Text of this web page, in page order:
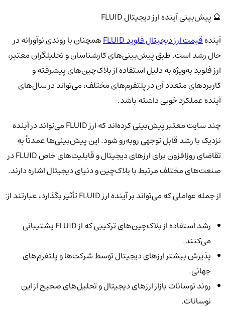
🔮 پیش‌بینی آینده ارز دیجیتال FLUID
آیندهقیمت ارز دیجیتال فلوید FLUID
همچنان با روندی نوآورانه در
حال رشد است. طبق پیش‌بینی‌های کارشناسان و تحلیلگران معتبر،
ارز فلوید به‌ویژه به دلیل استفاده از بلاک‌چین‌های پیشرفته و
کاربردهای متعدد آن در پلتفرم‌های مختلف، می‌تواند در سال‌های
آینده عملکرد خوبی داشته باشد.
چند سایت معتبر پیش‌بینی کرده‌اند که ارز FLUID می‌تواند در آینده
نزدیک با رشد قابل توجهی روبه‌رو شود. این پیش‌بینی‌ها عمدتاً به
تقاضای روزافزون برای ارزهای دیجیتال و قابلیت‌های خاص FLUID در
صنعت‌های مختلف مرتبط با بلاک‌چین و دنیای دیجیتال اشاره دارند.
از جمله عواملی که می‌تواند بر آینده ارز FLUID تأثیر بگذارد، عبارتند از:
رشد استفاده از بلاک‌چین‌های ترکیبی که از FLUID پشتیبانی
می‌کنند.
پذیرش بیشتر ارزهای دیجیتال توسط شرکت‌ها و پلتفرم‌های
جهانی.
روند نوسانات بازار ارزهای دیجیتال و تحلیل‌های صحیح از این
نوسانات.